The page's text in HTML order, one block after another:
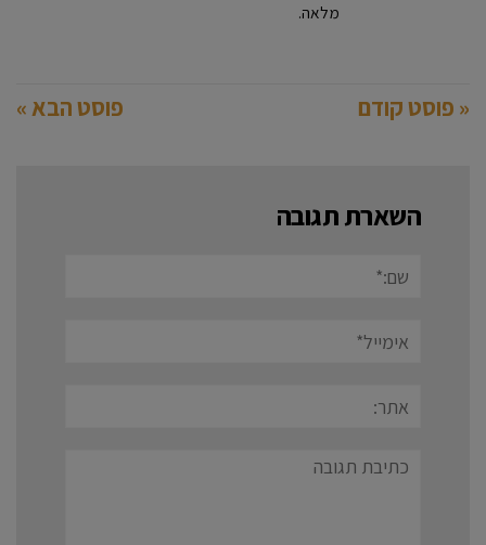
מלאה.
« פוסט קודם פוסט הבא »
השארת תגובה
תגובה